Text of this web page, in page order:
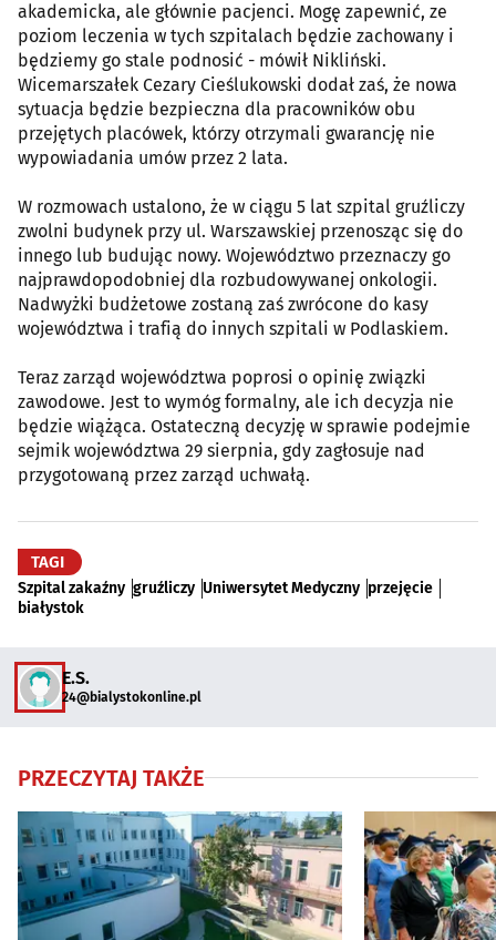
akademicka, ale głównie pacjenci. Mogę zapewnić, ze
poziom leczenia w tych szpitalach będzie zachowany i
będziemy go stale podnosić - mówił Nikliński.
Wicemarszałek Cezary Cieślukowski dodał zaś, że nowa
sytuacja będzie bezpieczna dla pracowników obu
przejętych placówek, którzy otrzymali gwarancję nie
wypowiadania umów przez 2 lata.
W rozmowach ustalono, że w ciągu 5 lat szpital gruźliczy
zwolni budynek przy ul. Warszawskiej przenosząc się do
innego lub budując nowy. Województwo przeznaczy go
najprawdopodobniej dla rozbudowywanej onkologii.
Nadwyżki budżetowe zostaną zaś zwrócone do kasy
województwa i trafią do innych szpitali w Podlaskiem.
Teraz zarząd województwa poprosi o opinię związki
zawodowe. Jest to wymóg formalny, ale ich decyzja nie
będzie wiążąca. Ostateczną decyzję w sprawie podejmie
sejmik województwa 29 sierpnia, gdy zagłosuje nad
przygotowaną przez zarząd uchwałą.
TAGI
Szpital zakaźny gruźliczy Uniwersytet Medyczny przejęcie
białystok
E.S.
24@bialystokonline.pl
PRZECZYTAJ TAKŻE